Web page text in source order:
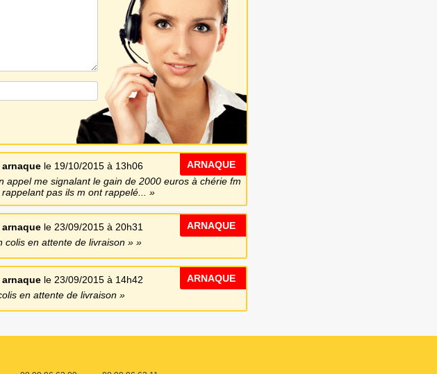
ARNAQUE
le 19/10/2015 à 13h06
me signalant le gain de 2000 euros à chérie fm
pas ils m ont rappelé...
ARNAQUE
le 23/09/2015 à 20h31
colis en attente de livraison »
ARNAQUE
le 23/09/2015 à 14h42
en attente de livraison